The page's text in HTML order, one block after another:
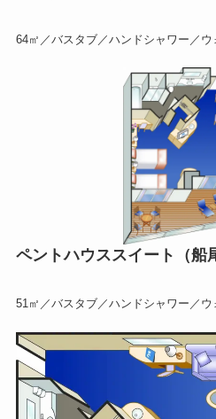
64㎡／バスタブ／ハンドシャワー／ウ
ペントハウススイート（船
51㎡／バスタブ／ハンドシャワー／ウ